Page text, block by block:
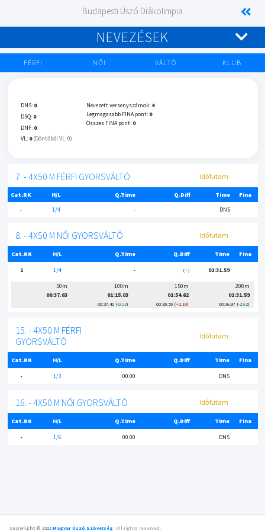
Budapesti Úszó Diákolimpia
NEVEZÉSEK
FÉRFI NŐI VÁLTÓ KLUB
DNS: 0
DSQ: 0
DNF: 0
VL: 0 (Döntőből VL: 0)
Nevezett versenyszámok: 4
Legmagasabb FINA pont: 0
Összes FINA pont: 0
7. - 4X50 M FÉRFI GYORSVÁLTÓ Időfutam
Cat.RK H/L Q.Time Q.Diff Time
Fina
-
1/4 - DNS
8. - 4X50 M NŐI GYORSVÁLTÓ Időfutam
Cat.RK H/L Q.Time Q.Diff Time Fina
1 1/4 - - 02:31.59
50m
00:37.63
100m
01:15.03
00:37.40 -0.23
150m
01:54.62
00:39.59 +2.19
200m
02:31.59
00:36.97 -2.62
15. - 4X50 M FÉRFI
GYORSVÁLTÓ
Időfutam
Cat.RK H/L Q.Time Q.Diff Time Fina
- 1/3 00.00 DNS
16. - 4X50 M NŐI GYORSVÁLTÓ Időfutam
Cat.RK H/L Q.Time Q.Diff Time Fina
- 1/6 00.00 DNS
Copyright © 2022Magyar Úszó Szövetség . All rights reserved.